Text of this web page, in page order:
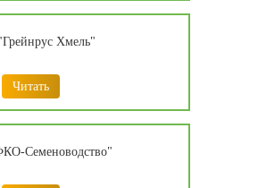
Хмель"
Читать
Семеноводство"